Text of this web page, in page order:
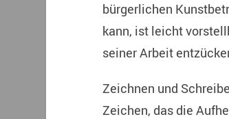
bürgerlichen
kann, ist leicht
seiner Arbeit
Zeichnen und
Zeichen, das die